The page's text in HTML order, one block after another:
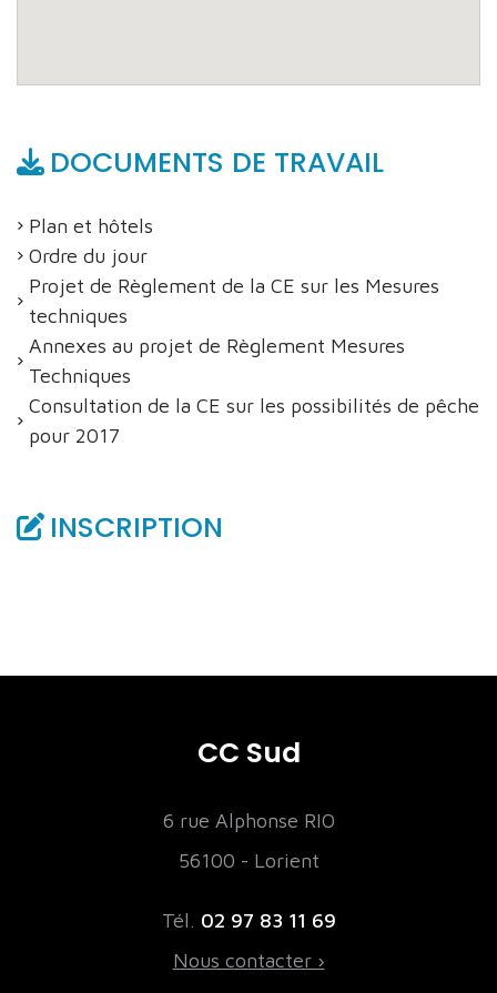
DOCUMENTS DE TRAVAIL
Plan et hôtels
Ordre du jour
Projet de Règlement de la CE sur les Mesures
techniques
Annexes au projet de Règlement Mesures
Techniques
Consultation de la CE sur les possibilités de pêche
pour 2017
INSCRIPTION
CC Sud
6 rue Alphonse RIO
56100 - Lorient
Tél. 02 97 83 11 69
Nous contacter ›